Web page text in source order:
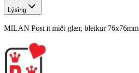
Lýsing
MILAN Post it miði glær, bleikur 76x76mm